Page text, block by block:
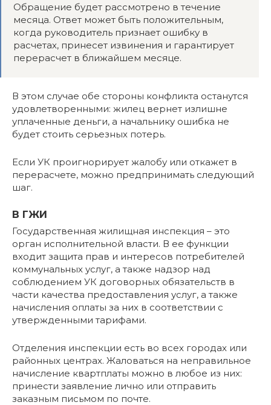
Обращение будет рассмотрено в течение
месяца. Ответ может быть положительным,
когда руководитель признает ошибку в
расчетах, принесет извинения и гарантирует
перерасчет в ближайшем месяце.
В этом случае обе стороны конфликта останутся
удовлетворенными: жилец вернет излишне
уплаченные деньги, а начальнику ошибка не
будет стоить серьезных потерь.
Если УК проигнорирует жалобу или откажет в
перерасчете, можно предпринимать следующий
шаг.
В ГЖИ
Государственная жилищная инспекция – это
орган исполнительной власти. В ее функции
входит защита прав и интересов потребителей
коммунальных услуг, а также надзор над
соблюдением УК договорных обязательств в
части качества предоставления услуг, а также
начисления оплаты за них в соответствии с
утвержденными тарифами.
Отделения инспекции есть во всех городах или
районных центрах. Жаловаться на неправильное
начисление квартплаты можно в любое из них:
принести заявление лично или отправить
заказным письмом по почте.